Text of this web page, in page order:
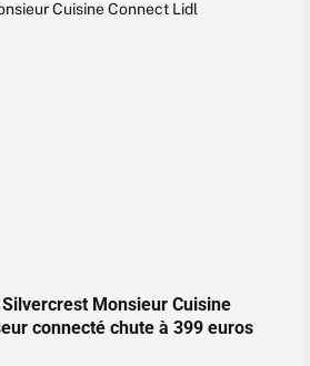
Monsieur Cuisine
connecté chute à 399 euros